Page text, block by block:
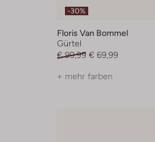
-30%
Floris Van Bommel
Gürtel
€ 99,99 € 69,99
+ mehr farben